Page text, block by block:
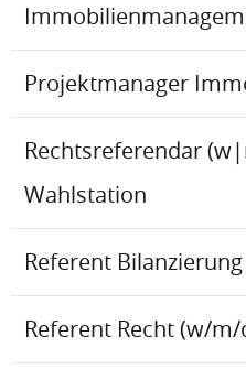
Projektmanager
Rechtsreferendar
Wahlstation
Referent
Referent Recht (w/m/